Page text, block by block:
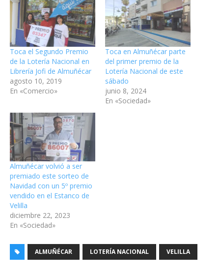
Toca el Segundo Premio
de la Lotería Nacional en
Librería Jofi de Almuñécar
agosto 10, 2019
En «Comercio»
Toca en Almuñécar parte
del primer premio de la
Lotería Nacional de este
sábado
junio 8, 2024
En «Sociedad»
Almuñécar volvió a ser
premiado este sorteo de
Navidad con un 5º premio
vendido en el Estanco de
Velilla
diciembre 22, 2023
En «Sociedad»
ALMUÑÉCAR LOTERÍA NACIONAL VELILLA